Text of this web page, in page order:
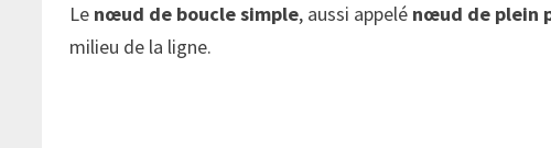
Le nœud de boucle simple, aussi appelé nœud de plein
milieu de la ligne.